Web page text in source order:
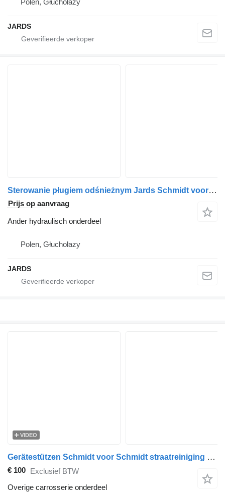
JARDS
Sterowanie pługiem odśnieżnym Jards Schmidt voor sneeuwruimer
Prijs op aanvraag
Ander hydraulisch onderdeel
Polen, Głuchołazy
JARDS
VIDEO
Gerätestützen Schmidt voor Schmidt straatreiniging machine
€ 100 Exclusief BTW
Overige carrosserie onderdeel